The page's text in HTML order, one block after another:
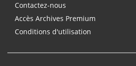
Contactez-nous
Accès Archives Premium
Conditions d'utilisation